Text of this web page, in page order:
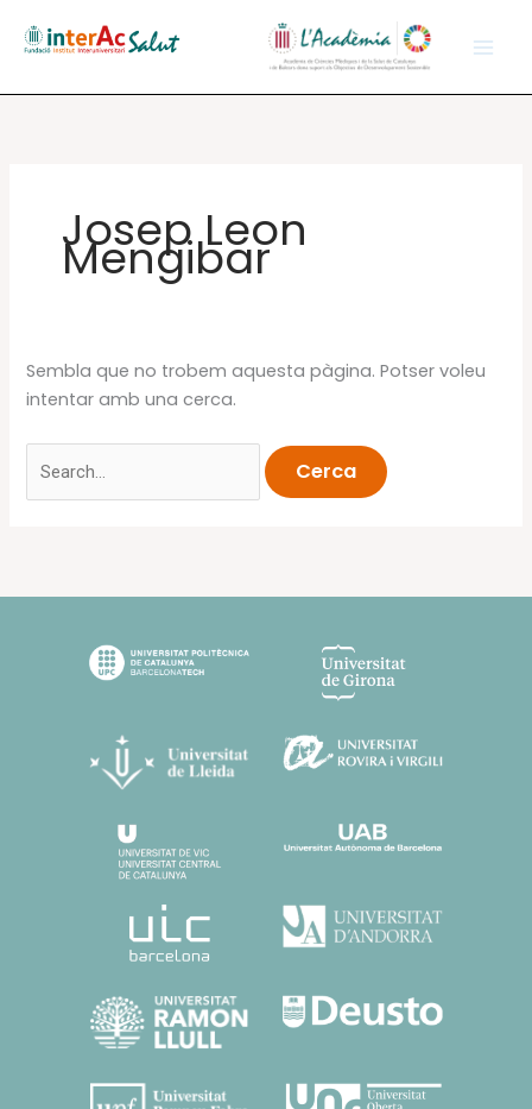
Josep Leon
Mengibar
Sembla que no trobem aquesta pàgina. Potser voleu
intentar amb una cerca.